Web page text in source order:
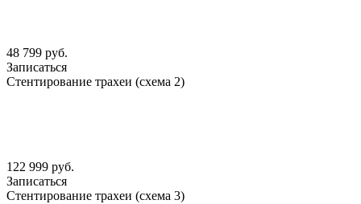
48 799 руб.
Записаться
Стентирование трахеи (схема 2)
122 999 руб.
Записаться
Стентирование трахеи (схема 3)